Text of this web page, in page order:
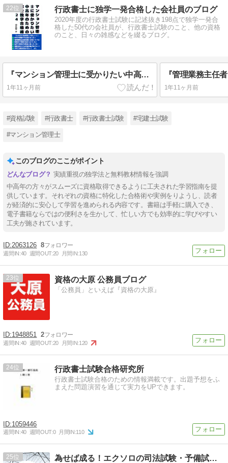
22 行政書士に独学一発合格した会社員のブログ
2020年度の行政書士試験に記述抜き198点で独学一発合
格した50代の会社員が、行政書士試験のこと、他の資格
のこと、日々の雑感などを綴るブログ。
『マンション管理士に受かりたい中高年のための完全独学合格術２０２４』kindle出版第４弾！！
1年11ヶ月前 1年11ヶ月前
#資格試験 #行政書士 #行政書士試験 #宅建士試験
#マンション管理士
このブログのここがポイント
実績重視の独学法と無料教材情報を強調
中高年の方々がスムーズに資格取得できるように工夫された学習指南を提
供しています。それぞれの資格に特化した合格術や実例をりようし、読者
が経済的に安心して学習を進められる内容です。書籍は手軽に購入でき、
電子書籍ならではの便利さを生かして、忙しい方でも効率的に学びやすい
工夫が施されています。
2063126 8
週間IN:40 週間OUT:20 月間IN:130
23 資格の大原 公務員ブログ
「公務員」といえば『資格の大原』
1948851 2
週間IN:40 週間OUT:20 月間IN:120
24 行政書士試験合格研究所
行政書士試験合格のための情報満載です。出題予想をふ
まえた問題演習を通じて実力をUPできます。
1059446
週間IN:40 週間OUT:0 月間IN:110
25 為せば成る！エクソロの司法試験・予備試験合格大作戦。